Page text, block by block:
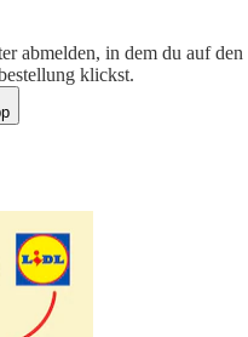
abmelden, in dem du auf den
klickst.